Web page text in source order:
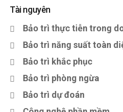
Tài nguyên
Bảo trì thực tiễn trong
Bảo trì năng suất toàn
Bảo trì khắc phục
Bảo trì phòng ngừa
Bảo trì dự đoán